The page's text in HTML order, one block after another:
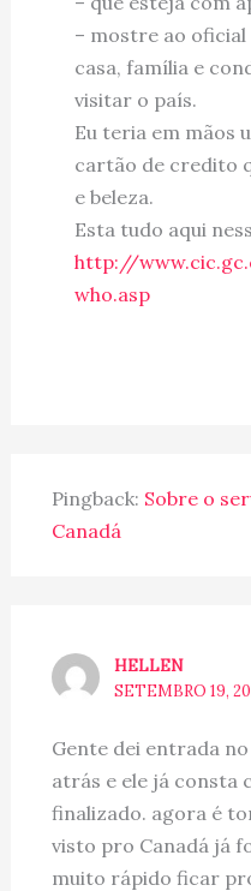
– mostre ao
casa, família e
visitar o país.
Eu teria em mãos
cartão de credito
e beleza.
Esta tudo aqui
http://
who.asp
Pingback: Sobre o
Canadá
HELLEN
SETEMBRO 19,
Gente dei entrada
atrás e ele já consta
finalizado. agora é
visto pro Canadá já
muito rápido ficar